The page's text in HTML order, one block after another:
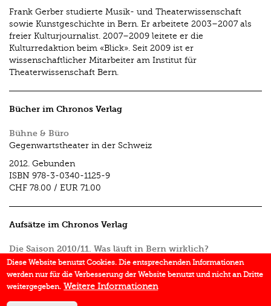
Frank Gerber studierte Musik- und Theater­wissenschaft
sowie Kunstgeschichte in Bern. Er arbeitete 2003–2007 als
freier Kulturjournalist. 2007–2009 leitete er die
Kulturredaktion beim «Blick». Seit 2009 ist er
wissenschaftlicher Mitarbeiter am Institut für
Theaterwissenschaft Bern.
Bücher im Chronos Verlag
Bühne & Büro
Gegenwartstheater in der Schweiz
2012. Gebunden
ISBN 978-3-0340-1125-9
CHF 78.00 / EUR 71.00
Aufsätze im Chronos Verlag
Die Saison 2010/11. Was läuft in Bern wirklich?
In:Bühne & Büro 2012.
«Es dürfte hier eingeschritten werden müssen …». Das
Diese Website benutzt Cookies. Die entsprechenden Informationen
werden nur für die Verbesserung der Website benutzt und nicht an Dritte
weitergegeben. Weitere Informationen